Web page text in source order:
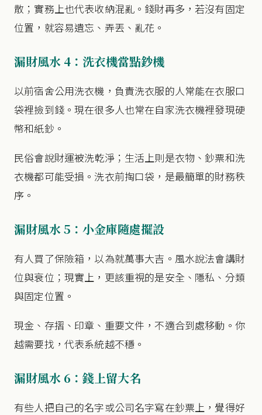
散；實務上也代表收納混亂。錢財再多，若沒有固定
位置，就容易遺忘、弄丟、亂花。
漏財風水 4：洗衣機當點鈔機
以前宿舍公用洗衣機，負責洗衣服的人常能在衣服口
袋裡撿到錢。現在很多人也常在自家洗衣機裡發現硬
幣和紙鈔。
民俗會說財運被洗乾淨；生活上則是衣物、鈔票和洗
衣機都可能受損。洗衣前掏口袋，是最簡單的財務秩
序。
漏財風水 5：小金庫隨處擺設
有人買了保險箱，以為就萬事大吉。風水說法會講財
位與衰位；現實上，更該重視的是安全、隱私、分類
與固定位置。
現金、存摺、印章、重要文件，不適合到處移動。你
越需要找，代表系統越不穩。
漏財風水 6：錢上留大名
有些人把自己的名字或公司名字寫在鈔票上，覺得好